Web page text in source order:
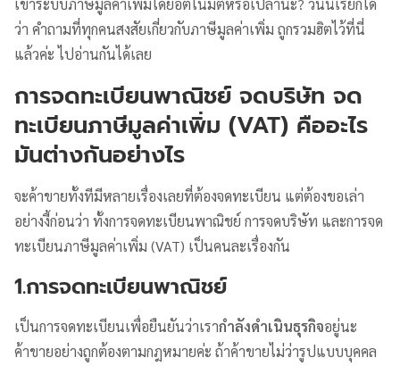
เข้าระบบภาษีมูลค่าเพิ่มโดยอัตโนมัติหรือเปล่านะ? วันนี้เรียกได้
ว่า คำถามที่ทุกคนสงสัยเกี่ยวกับภาษีมูลค่าเพิ่ม ถูกรวมฮิตไว้ที่นี่
แล้วค่ะ ไปอ่านกันได้เลย
การจดทะเบียนพาณิชย์ จดบริษัท จด
ทะเบียนภาษีมูลค่าเพิ่ม (VAT) คืออะไร
มันต่างกันอย่างไร
จะค้าขายทั้งทีมีหลายเรื่องเลยที่ต้องจดทะเบียน แต่ต้องขอเล่า
อย่างงี้ก่อนว่า ทั้งการจดทะเบียนพาณิชย์ การจดบริษัท และการจด
ทะเบียนภาษีมูลค่าเพิ่ม (VAT) เป็นคนละเรื่องกัน
1.การจดทะเบียนพาณิชย์
เป็นการจดทะเบียนเพื่อยืนยันว่าเรากำลังดำเนินธุรกิจอยู่นะ
ค้าขายอย่างถูกต้องตามกฎหมายค่ะ ถ้าค้าขายไม่ว่ารูปแบบบุคคล